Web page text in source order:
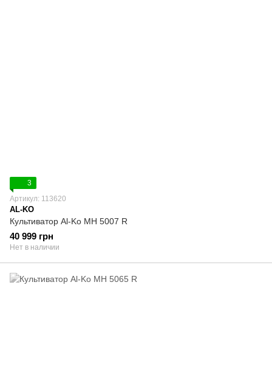
3
Артикул: 113620
AL-KO
Культиватор Al-Ko MH 5007 R
40 999 грн
Нет в наличии